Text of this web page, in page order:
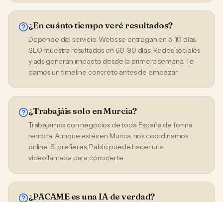
¿En cuánto tiempo veré resultados?
Depende del servicio. Webs se entregan en 5-10 días.
SEO muestra resultados en 60-90 días. Redes sociales
y ads generan impacto desde la primera semana. Te
damos un timeline concreto antes de empezar.
¿Trabajáis solo en Murcia?
Trabajamos con negocios de toda España de forma
remota. Aunque estés en Murcia, nos coordinamos
online. Si prefieres, Pablo puede hacer una
videollamada para conocerte.
¿PACAME es una IA de verdad?